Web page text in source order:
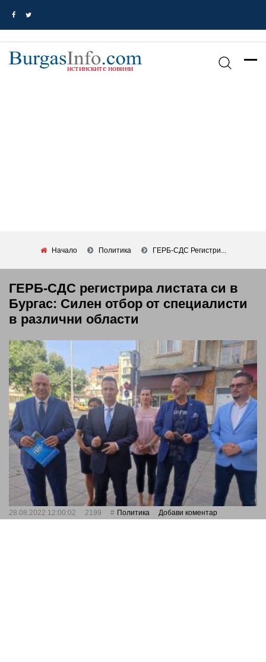
Начало Политика ГЕРБ-СДС Регистри...
ГЕРБ-СДС регистрира листата си в
Бургас: Силен отбор от специалисти
в различни области
28.08.2022 12:00:02 2199 Политика Добави коментар